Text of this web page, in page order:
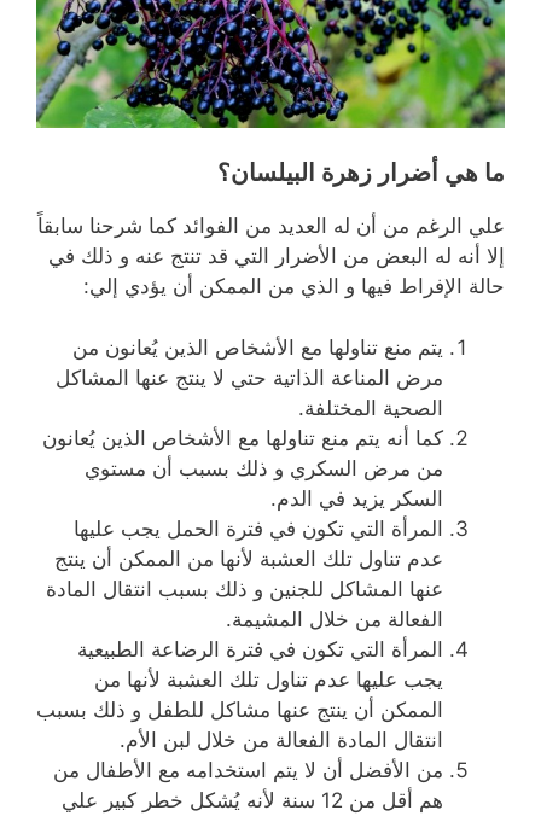
ما هي أضرار زهرة البيلسان؟
علي الرغم من أن له العديد من الفوائد كما شرحنا سابقاً
إلا أنه له البعض من الأضرار التي قد تنتج عنه و ذلك في
حالة الإفراط فيها و الذي من الممكن أن يؤدي إلي:
يتم منع تناولها مع الأشخاص الذين يُعانون من
مرض المناعة الذاتية حتي لا ينتج عنها المشاكل
الصحية المختلفة.
كما أنه يتم منع تناولها مع الأشخاص الذين يُعانون
من مرض السكري و ذلك بسبب أن مستوي
السكر يزيد في الدم.
المرأة التي تكون في فترة الحمل يجب عليها
عدم تناول تلك العشبة لأنها من الممكن أن ينتج
عنها المشاكل للجنين و ذلك بسبب انتقال المادة
الفعالة من خلال المشيمة.
المرأة التي تكون في فترة الرضاعة الطبيعية
يجب عليها عدم تناول تلك العشبة لأنها من
الممكن أن ينتج عنها مشاكل للطفل و ذلك بسبب
انتقال المادة الفعالة من خلال لبن الأم.
من الأفضل أن لا يتم استخدامه مع الأطفال من
هم أقل من 12 سنة لأنه يُشكل خطر كبير علي